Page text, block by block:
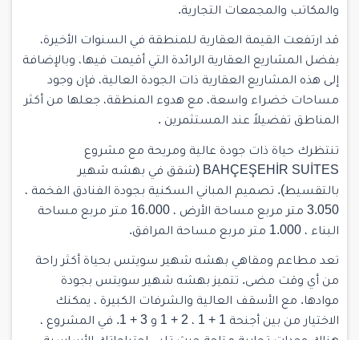
والمكاتب والمجمعات التجارية.
قد ارتفعت القيمة العقارية للمنطقة في السنوات الأخيرة،
بفضل المشاريع العقارية الرائدة التي أقيمت فيها، وبالإضافة
إلى هذه المشاريع العقارية ذات الجودة العالية، فإن وجود
مساحات خضراء واسعة، مع هدوء المنطقة، جعلها من أكثر
المناطق تفضيلاً عند المستثمرين .
تنتظرك حياة ذات جودة عالية ومريحة مع مشروع
BAHÇEŞEHİR SUİTES (شقق في بهشه شهير
بالتقسيط). تصميم المباني السكنية بجودة الفنادق الفخمة ،
3.050 متر مربع مساحة الأرض ، 16.000 متر مربع مساحة
البناء ، 1.000 متر مربع مساحة المرافق.
تعد مطاعم ومقاهي بهشه شهير سويتس بحياة أكثر راحة
من أي وقت مضى. تتميز بهشه شهير سويتس بجودة
موادها. مع الأسقف العالية والشرفات الكبيرة ، يمكنك
الاختيار من بين أجنحة 1 + 1 ، 2 + 1 و 3 + 1. في المشروع ،